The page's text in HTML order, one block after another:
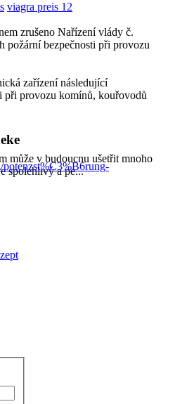
viagra preis 12
zrušeno Nařízení vlády č.
požární bezpečnosti při provozu
zařízení následující
při provozu komínů, kouřovodů
může v budoucnu ušetřit mnoho
spolehlivý a pe...